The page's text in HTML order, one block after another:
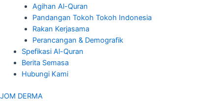
Agihan Al-Quran
Pandangan Tokoh Tokoh Indonesia
Rakan Kerjasama
Perancangan & Demografik
Spefikasi Al-Quran
Berita Semasa
Hubungi Kami
JOM DERMA